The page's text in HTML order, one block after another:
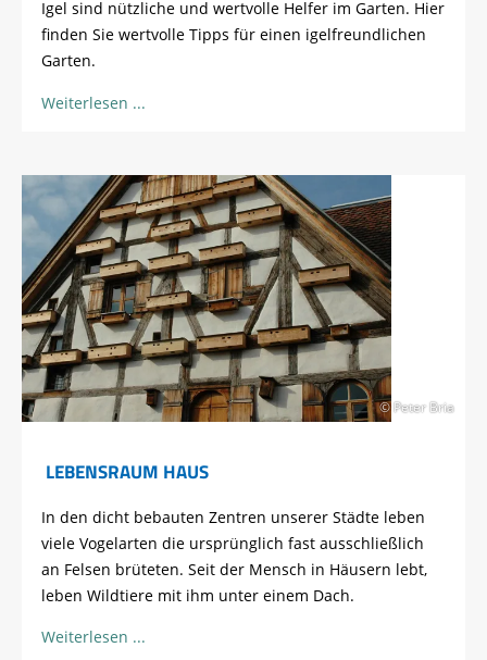
Igel sind nützliche und wertvolle Helfer im Garten. Hier
finden Sie wertvolle Tipps für einen igelfreundlichen
Garten.
Weiterlesen
© Peter Bria
LEBENSRAUM HAUS
In den dicht bebauten Zentren unserer Städte leben
viele Vogelarten die ursprünglich fast ausschließlich
an Felsen brüteten. Seit der Mensch in Häusern lebt,
leben Wildtiere mit ihm unter einem Dach.
Weiterlesen